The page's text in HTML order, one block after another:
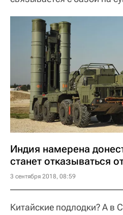
Индия намерена
станет отказываться
3 сентября 2018, 08:59
Китайские подлодки? А в